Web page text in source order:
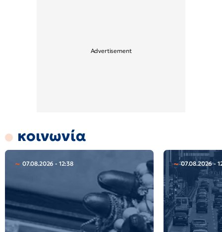
κοινωνία
07.08.2026 - 12:38 07.08.2026 -